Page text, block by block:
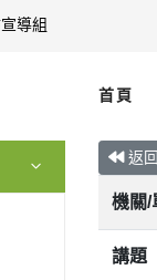
導組
首頁
返
機關/
講題